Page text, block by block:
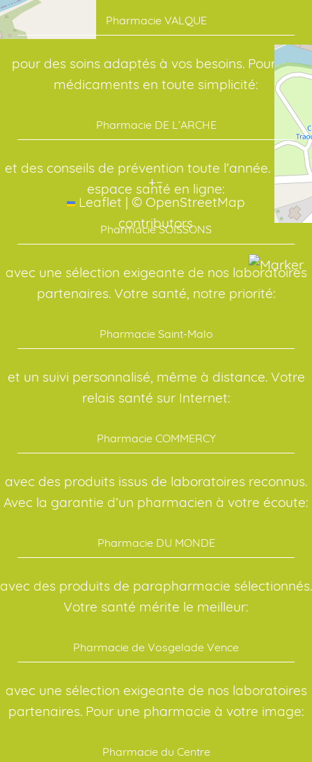
+−
Leaflet | © OpenStreetMap
contributors
Pharmacie VALQUE
pour des soins adaptés à vos besoins. Pour vos
médicaments en toute simplicité:
Pharmacie DE L’ARCHE
et des conseils de prévention toute l’année. Votre
espace santé en ligne:
Pharmacie SOISSONS
avec une sélection exigeante de nos laboratoires
partenaires. Votre santé, notre priorité:
Pharmacie Saint-Malo
et un suivi personnalisé, même à distance. Votre
relais santé sur Internet:
Pharmacie COMMERCY
avec des produits issus de laboratoires reconnus.
Avec la garantie d’un pharmacien à votre écoute:
Pharmacie DU MONDE
avec des produits de parapharmacie sélectionnés.
Votre santé mérite le meilleur:
Pharmacie de Vosgelade Vence
avec une sélection exigeante de nos laboratoires
partenaires. Pour une pharmacie à votre image:
Pharmacie du Centre